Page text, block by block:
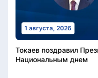
1 августа, 2026
Токаев поздравил
Национальным днем